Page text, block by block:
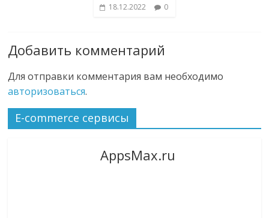
18.12.2022 0
Добавить комментарий
Для отправки комментария вам необходимо
авторизоваться.
E-commerce сервисы
AppsMax.ru